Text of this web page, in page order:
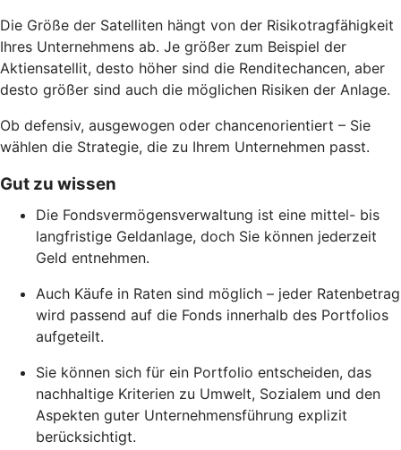
Die Größe der Satelliten hängt von der Risikotragfähigkeit
Ihres Unternehmens ab. Je größer zum Beispiel der
Aktiensatellit, desto höher sind die Renditechancen, aber
desto größer sind auch die möglichen Risiken der Anlage.
Ob defensiv, ausgewogen oder chancenorientiert – Sie
wählen die Strategie, die zu Ihrem Unternehmen passt.
Gut zu wissen
Die Fondsvermögensverwaltung ist eine mittel- bis
langfristige Geldanlage, doch Sie können jederzeit
Geld entnehmen.
Auch Käufe in Raten sind möglich – jeder Ratenbetrag
wird passend auf die Fonds innerhalb des Portfolios
aufgeteilt.
Sie können sich für ein Portfolio entscheiden, das
nachhaltige Kriterien zu Umwelt, Sozialem und den
Aspekten guter Unternehmensführung explizit
berücksichtigt.